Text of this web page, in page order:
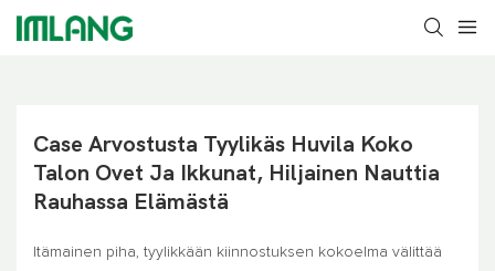
Case Arvostusta Tyylikäs Huvila Koko
Talon Ovet Ja Ikkunat, Hiljainen Nauttia
Rauhassa Elämästä
Itämainen piha, tyylikkään kiinnostuksen kokoelma välittää